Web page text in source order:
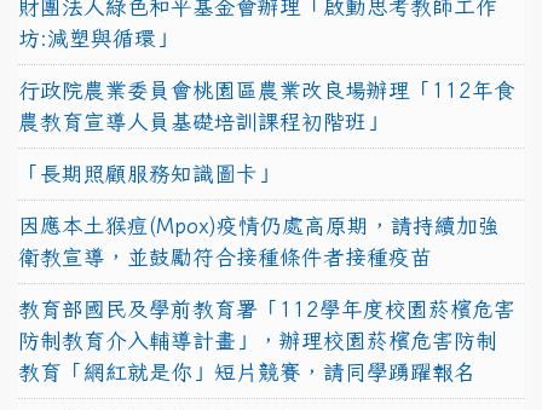
財團法人綠色和平基金會辦理「啟動思考教師工作
坊:減塑與循環」
行政院農業委員會桃園區農業改良場辦理「112年食
農教育宣導人員基礎培訓課程初階班」
「長期照顧服務知識圖卡」
因應本土猴痘(Mpox)疫情仍處高原期，請持續加強
衛教宣導，並鼓勵符合接種條件者接種疫苗
教育部國民及學前教育署「112學年度校園菸檳危害
防制教育介入輔導計畫」，辦理校園菸檳危害防制
教育「網紅就是你」短片競賽，請同學踴躍報名